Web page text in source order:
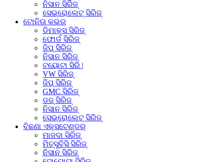
ନିସାନ ସିରିଜ୍
ସେଭ୍ରୋଲେଟ୍ ସିରିଜ୍
ଟୋନିଉ କଭର
ଡିମାକ୍ସ ସିରିଜ୍
ଫୋର୍ଡ ସିରିଜ୍
ଜିପ୍ ସିରିଜ୍
ନିସାନ ସିରିଜ୍
ଟୟୋଟା ସିରି |
VW ସିରିଜ୍
ଜିପ୍ ସିରିଜ୍
GMC ସିରିଜ୍
ଡଜ୍ ସିରିଜ୍
ନିସାନ ସିରିଜ୍
ସେଭ୍ରୋଲେଟ୍ ସିରିଜ୍
ବିଛଣା ଏକ୍ସଟେଣ୍ଡର୍
ମାଜଦା ସିରିଜ୍
ମିତ୍ସୁବିସି ସିରିଜ୍
ନିସାନ ସିରିଜ୍